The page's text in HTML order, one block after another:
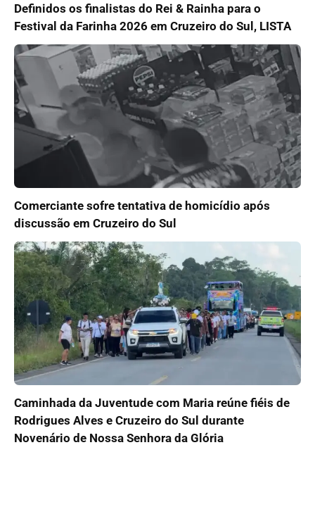
Definidos os finalistas do Rei & Rainha para o
Festival da Farinha 2026 em Cruzeiro do Sul, LISTA
Comerciante sofre tentativa de homicídio após
discussão em Cruzeiro do Sul
Caminhada da Juventude com Maria reúne fiéis de
Rodrigues Alves e Cruzeiro do Sul durante
Novenário de Nossa Senhora da Glória